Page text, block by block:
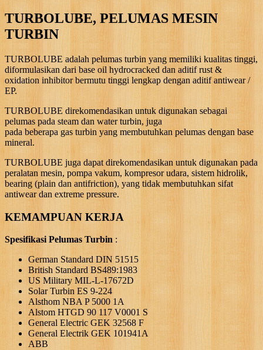
TURBOLUBE, PELUMAS MESIN
TURBIN
TURBOLUBE adalah pelumas turbin yang memiliki kualitas tinggi,
diformulasikan dari base oil hydrocracked dan aditif rust &
oxidation inhibitor bermutu tinggi lengkap dengan aditif antiwear /
EP.
TURBOLUBE direkomendasikan untuk digunakan sebagai
pelumas pada steam dan water turbin, juga
pada beberapa gas turbin yang membutuhkan pelumas dengan base
mineral.
TURBOLUBE juga dapat direkomendasikan untuk digunakan pada
peralatan mesin, pompa vakum, kompresor udara, sistem hidrolik,
bearing (plain dan antifriction), yang tidak membutuhkan sifat
antiwear dan extreme pressure.
KEMAMPUAN KERJA
Spesifikasi Pelumas Turbin :
German Standard DIN 51515
British Standard BS489:1983
US Military MIL-L-17672D
Solar Turbin ES 9-224
Alsthom NBA P 5000 1A
Alstom HTGD 90 117 V0001 S
General Electric GEK 32568 F
General Electrik GEK 101941A
ABB